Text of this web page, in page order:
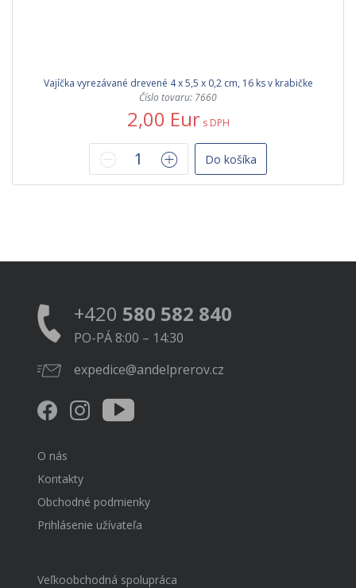
Vajíčka vyrezávané drevené 4 x 5,5 x 0,2 cm, 16 ks v krabičke
Číslo tovaru: 7660
2,00 Eur s DPH
Do košíka
+420 580 582 840
PO-PÁ 8:00 – 14:30
expedice@andelprerov.cz
O nás
Kontakty
Obchodné podmienky
Prihlásenie užívateľa
Veľkoobchodná spolupráca